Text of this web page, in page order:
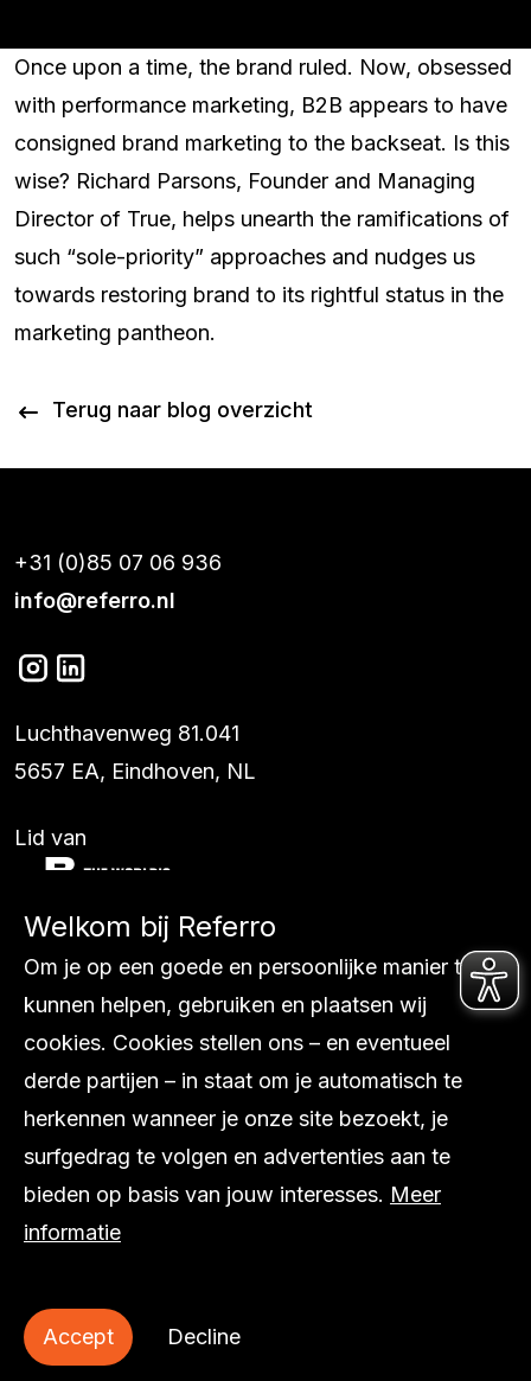
Once upon a time, the brand ruled. Now, obsessed
with performance marketing, B2B appears to have
consigned brand marketing to the backseat. Is this
wise? Richard Parsons, Founder and Managing
Director of True, helps unearth the ramifications of
such “sole-priority” approaches and nudges us
towards restoring brand to its rightful status in the
marketing pantheon.
Terug naar blog overzicht
+31 (0)85 07 06 936
info@referro.nl
Luchthavenweg 81.041
5657 EA, Eindhoven, NL
Lid van
Diensten
Ons werk
Internationaal
Over ons
Inspiratie
Contact
Privacy statement
Welkom bij Referro
Om je op een goede en persoonlijke manier te
kunnen helpen, gebruiken en plaatsen wij
cookies. Cookies stellen ons – en eventueel
derde partijen – in staat om je automatisch te
herkennen wanneer je onze site bezoekt, je
surfgedrag te volgen en advertenties aan te
bieden op basis van jouw interesses. Meer
informatie
Accept Decline